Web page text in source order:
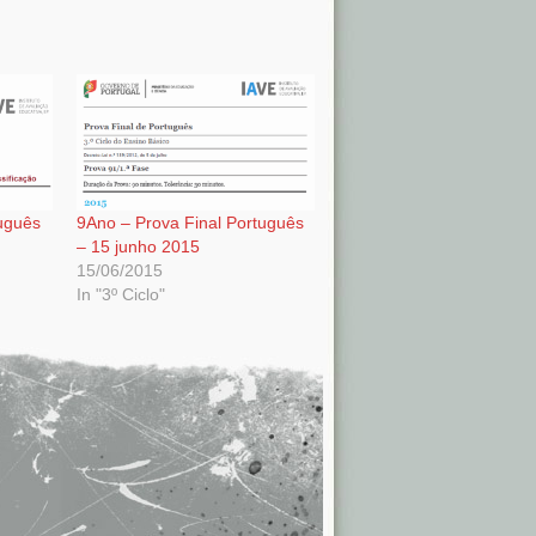
9Ano – Prova Final Português
– 15 junho 2015
15/06/2015
In "3º Ciclo"